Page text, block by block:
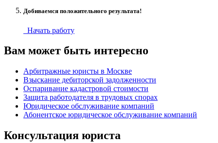
Добиваемся положительного результата!
Начать работу
Вам может быть интересно
Арбитражные юристы в Москве
Взыскание дебиторской задолженности
Оспаривание кадастровой стоимости
Защита работодателя в трудовых спорах
Юридическое обслуживание компаний
Абонентское юридическое обслуживание компаний
Консультация юриста